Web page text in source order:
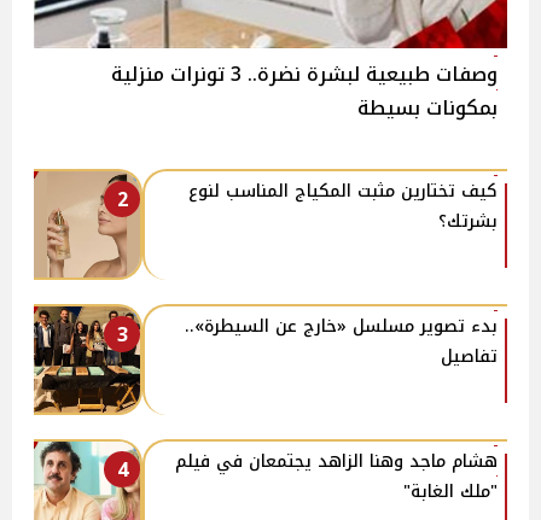
وصفات طبيعية لبشرة نضرة.. 3 تونرات منزلية
بمكونات بسيطة
2
كيف تختارين مثبت المكياج المناسب لنوع
بشرتك؟
3
بدء تصوير مسلسل «خارج عن السيطرة»..
تفاصيل
4
هشام ماجد وهنا الزاهد يجتمعان في فيلم
"ملك الغابة"